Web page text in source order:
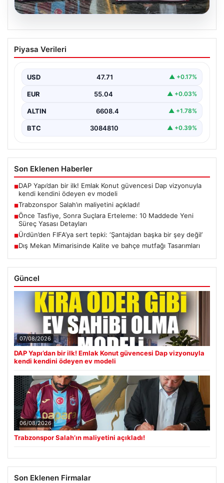
Trabzonspor Salah’ın maliyetini
açıkladı!
Piyasa Verileri
USD 47.71 ▲ +0.17%
EUR 55.04 ▲ +0.03%
ALTIN 6608.4 ▲ +1.78%
BTC 3084810 ▲ +0.39%
Son Eklenen Haberler
■DAP Yapı’dan bir ilk! Emlak Konut güvencesi Dap vizyonuyla
kendi kendini ödeyen ev modeli
■Trabzonspor Salah’ın maliyetini açıkladı!
■Önce Tasfiye, Sonra Suçlara Erteleme: 10 Maddede Yeni
Süreç Yasası Detayları
■Ürdün’den FIFA’ya sert tepki: ‘Şantajdan başka bir şey değil’
■Dış Mekan Mimarisinde Kalite ve bahçe mutfağı Tasarımları
Güncel
07/08/2026
DAP Yapı’dan bir ilk! Emlak Konut güvencesi Dap vizyonuyla
kendi kendini ödeyen ev modeli
06/08/2026
Trabzonspor Salah’ın maliyetini açıkladı!
Son Eklenen Firmalar